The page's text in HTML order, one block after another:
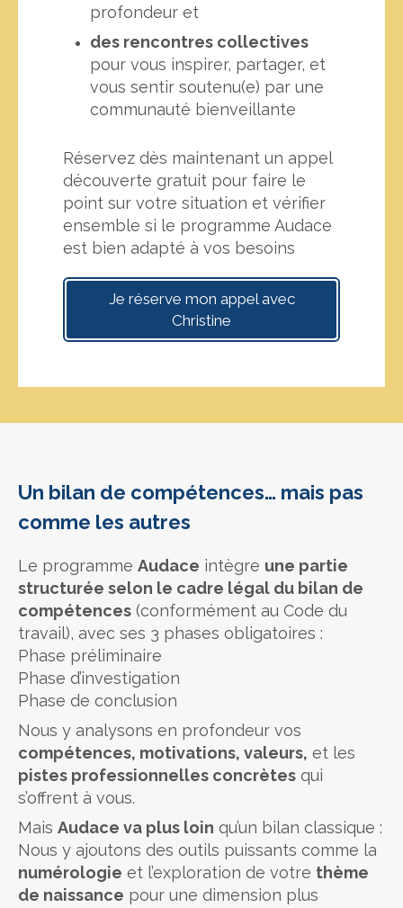
profondeur et
des rencontres collectives
pour vous inspirer, partager, et
vous sentir soutenu(e) par une
communauté bienveillante
Réservez dès maintenant un appel
découverte gratuit pour faire le
point sur votre situation et vérifier
ensemble si le programme Audace
est bien adapté à vos besoins
Je réserve mon appel avec
Christine
Un bilan de compétences… mais pas
comme les autres
Le programme Audace intègre une partie
structurée selon le cadre légal du bilan de
compétences (conformément au Code du
travail), avec ses 3 phases obligatoires :
Phase préliminaire
Phase d’investigation
Phase de conclusion
Nous y analysons en profondeur vos
compétences, motivations, valeurs, et les
pistes professionnelles concrètes qui
s’offrent à vous.
Mais Audace va plus loin qu’un bilan classique :
Nous y ajoutons des outils puissants comme la
numérologie et l’exploration de votre thème
de naissance pour une dimension plus